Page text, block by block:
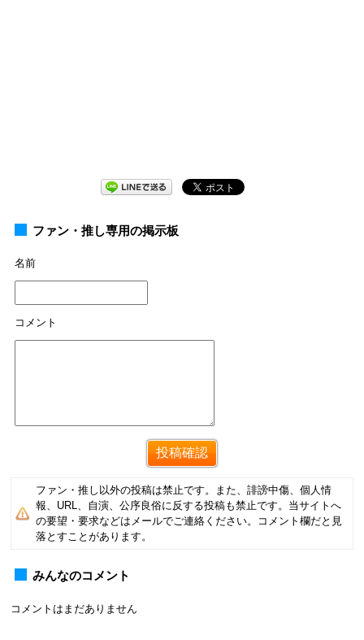
ファン・推し専用の掲示板
名前
コメント
ファン・推し以外の投稿は禁止です。また、誹謗中傷、個人情
報、URL、自演、公序良俗に反する投稿も禁止です。当サイトへ
の要望・要求などはメールでご連絡ください。コメント欄だと見
落とすことがあります。
みんなのコメント
コメントはまだありません